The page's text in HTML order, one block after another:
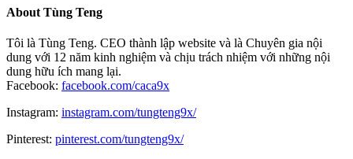
About Tùng Teng
Tôi là Tùng Teng. CEO thành lập website và là Chuyên gia nội
dung với 12 năm kinh nghiệm và chịu trách nhiệm với những nội
dung hữu ích mang lại.
Facebook: facebook.com/caca9x
Instagram: instagram.com/tungteng9x/
Pinterest: pinterest.com/tungteng9x/